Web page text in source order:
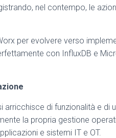
nel contempo, le
per evolvere verso
con InfluxDB e
di funzionalità e di
la propria gestione
e sistemi IT e OT.